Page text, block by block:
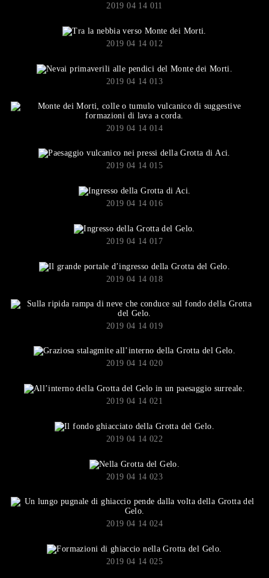
2019 04 14 011
2019 04 14 012
2019 04 14 013
2019 04 14 014
2019 04 14 015
2019 04 14 016
2019 04 14 017
2019 04 14 018
2019 04 14 019
2019 04 14 020
2019 04 14 021
2019 04 14 022
2019 04 14 023
2019 04 14 024
2019 04 14 025